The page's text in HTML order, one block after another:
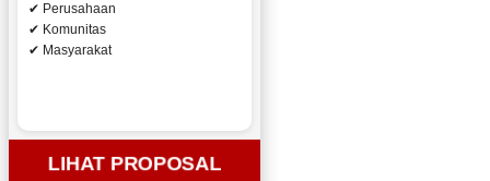
✔ Perusahaan
✔ Komunitas
✔ Masyarakat
LIHAT PROPOSAL